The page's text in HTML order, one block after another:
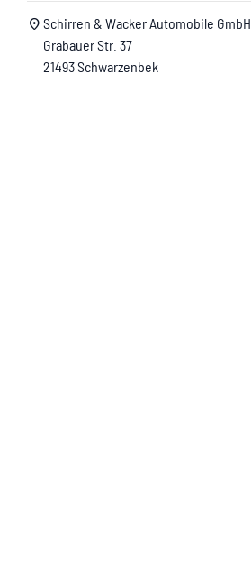
location_on Schirren & Wacker Automobile GmbH
Grabauer Str. 37
21493 Schwarzenbek